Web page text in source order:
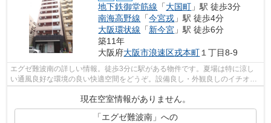
地下鉄御堂筋線 「大国町 」駅 徒歩3分
南海高野線 「今宮戎 」駅 徒歩4分
大阪環状線 「新今宮 」駅 徒歩6分
築11年
大阪府大阪市浪速区戎本町 １丁目8-9
エグゼ難波南の詳しい情報。徒歩3分に駅がある物件です。夏場は特に涼し
い通風良好な環境の良い快適空間をどうぞ。設備良し・外観良しのイチオシ
の物件。できるだけ早めに不動産情報を...
現在空室情報がありません。
「エグゼ難波南」への